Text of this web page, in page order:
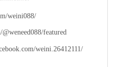
weini088/
featured
weini.26412111/